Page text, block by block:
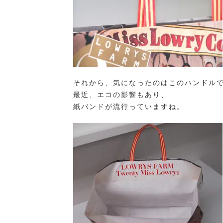
それから、気になったのはこのハンドル
最近、エコの影響もあり、
紙バンドが流行っていますね。